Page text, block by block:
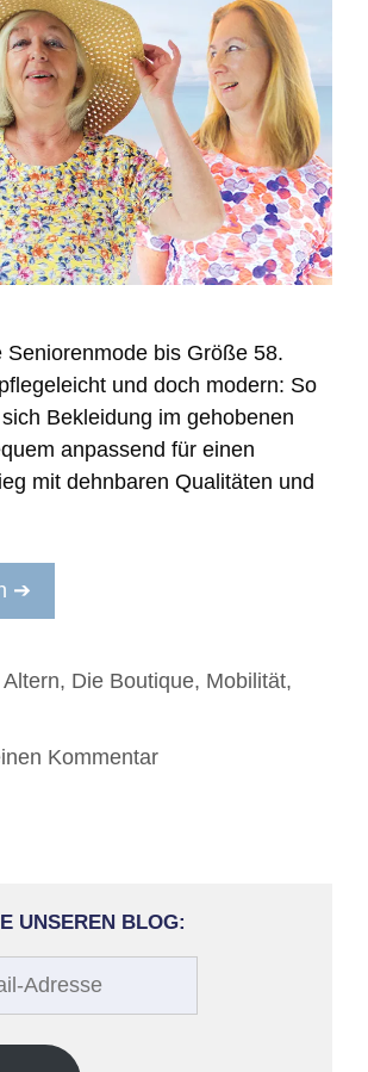
Seniorenmode bis Größe 58.
und doch modern: So
Bekleidung im gehobenen
anpassend für einen
mit dehnbaren Qualitäten und
➔
Altern, Die Boutique, Mobilität,
Kommentar
UNSEREN BLOG: